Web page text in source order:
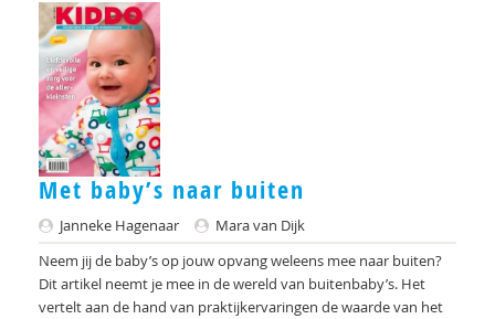
MD
Movisie
MSW
Nederlandse Sportalliantie m.m.v. Stichting
Vreedzaam
Sardes
Sonja
Met baby’s naar buiten
Janneke Hagenaar
Mara van Dijk
Neem jij de baby’s op jouw opvang weleens mee naar buiten?
Dit artikel neemt je mee in de wereld van buitenbaby’s. Het
vertelt aan de hand van praktijkervaringen de waarde van het